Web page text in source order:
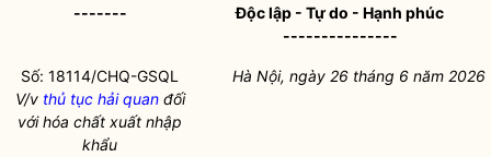
-------
Độc lập - Tự do - Hạnh phúc
---------------
Số: 18114/CHQ-GSQL
V/v thủ tục hải quanđối
vớihóa chất xuất nhập
khẩu
Hà Nội, ngày 26 tháng 6 năm 2026